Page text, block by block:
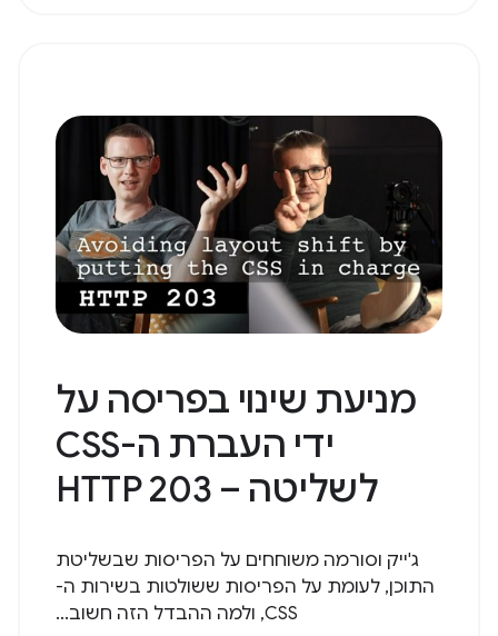
מניעת שינוי בפריסה על
ידי העברת ה-CSS
לשליטה – HTTP 203
ג'ייק וסורמה משוחחים על הפריסות שבשליטת
התוכן, לעומת על הפריסות ששולטות בשירות ה-
CSS, ולמה ההבדל הזה חשוב...